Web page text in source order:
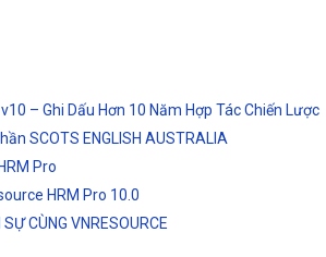
– Ghi Dấu Hơn 10 Năm Hợp Tác Chiến Lược
SCOTS ENGLISH AUSTRALIA
Pro
HRM Pro 10.0
CÙNG VNRESOURCE